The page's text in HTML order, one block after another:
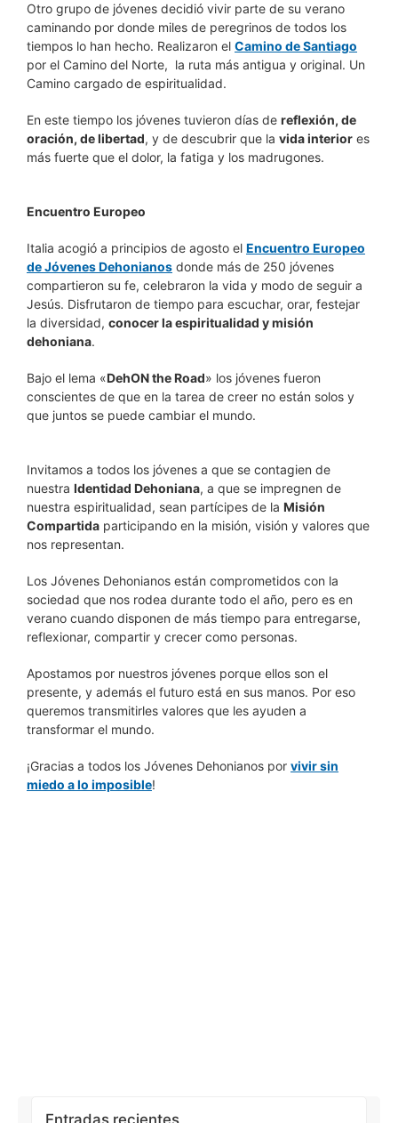
Otro grupo de jóvenes decidió vivir parte de su verano
caminando por donde miles de peregrinos de todos los
tiempos lo han hecho. Realizaron el Camino de Santiago
por el Camino del Norte, la ruta más antigua y original. Un
Camino cargado de espiritualidad.
En este tiempo los jóvenes tuvieron días de reflexión, de
oración, de libertad, y de descubrir que la vida interior es
más fuerte que el dolor, la fatiga y los madrugones.
Encuentro Europeo
Italia acogió a principios de agosto el Encuentro Europeo
de Jóvenes Dehonianos donde más de 250 jóvenes
compartieron su fe, celebraron la vida y modo de seguir a
Jesús. Disfrutaron de tiempo para escuchar, orar, festejar
la diversidad, conocer la espiritualidad y misión
dehoniana.
Bajo el lema «DehON the Road» los jóvenes fueron
conscientes de que en la tarea de creer no están solos y
que juntos se puede cambiar el mundo.
Invitamos a todos los jóvenes a que se contagien de
nuestra Identidad Dehoniana, a que se impregnen de
nuestra espiritualidad, sean partícipes de la Misión
Compartida participando en la misión, visión y valores que
nos representan.
Los Jóvenes Dehonianos están comprometidos con la
sociedad que nos rodea durante todo el año, pero es en
verano cuando disponen de más tiempo para entregarse,
reflexionar, compartir y crecer como personas.
Apostamos por nuestros jóvenes porque ellos son el
presente, y además el futuro está en sus manos. Por eso
queremos transmitirles valores que les ayuden a
transformar el mundo.
¡Gracias a todos los Jóvenes Dehonianos por vivir sin
miedo a lo imposible!
Entradas recientes